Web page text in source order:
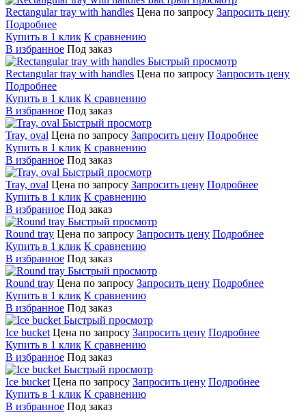
Rectangular tray with handles Цена по запросу Запросить цену
Подробнее
Купить в 1 клик К сравнению
В избранное Под заказ
Быстрый просмотр
Rectangular tray with handles Цена по запросу Запросить цену
Подробнее
Купить в 1 клик К сравнению
В избранное Под заказ
Быстрый просмотр
Tray, oval Цена по запросу Запросить цену Подробнее
Купить в 1 клик К сравнению
В избранное Под заказ
Быстрый просмотр
Tray, oval Цена по запросу Запросить цену Подробнее
Купить в 1 клик К сравнению
В избранное Под заказ
Быстрый просмотр
Round tray Цена по запросу Запросить цену Подробнее
Купить в 1 клик К сравнению
В избранное Под заказ
Быстрый просмотр
Round tray Цена по запросу Запросить цену Подробнее
Купить в 1 клик К сравнению
В избранное Под заказ
Быстрый просмотр
Ice bucket Цена по запросу Запросить цену Подробнее
Купить в 1 клик К сравнению
В избранное Под заказ
Быстрый просмотр
Ice bucket Цена по запросу Запросить цену Подробнее
Купить в 1 клик К сравнению
В избранное Под заказ